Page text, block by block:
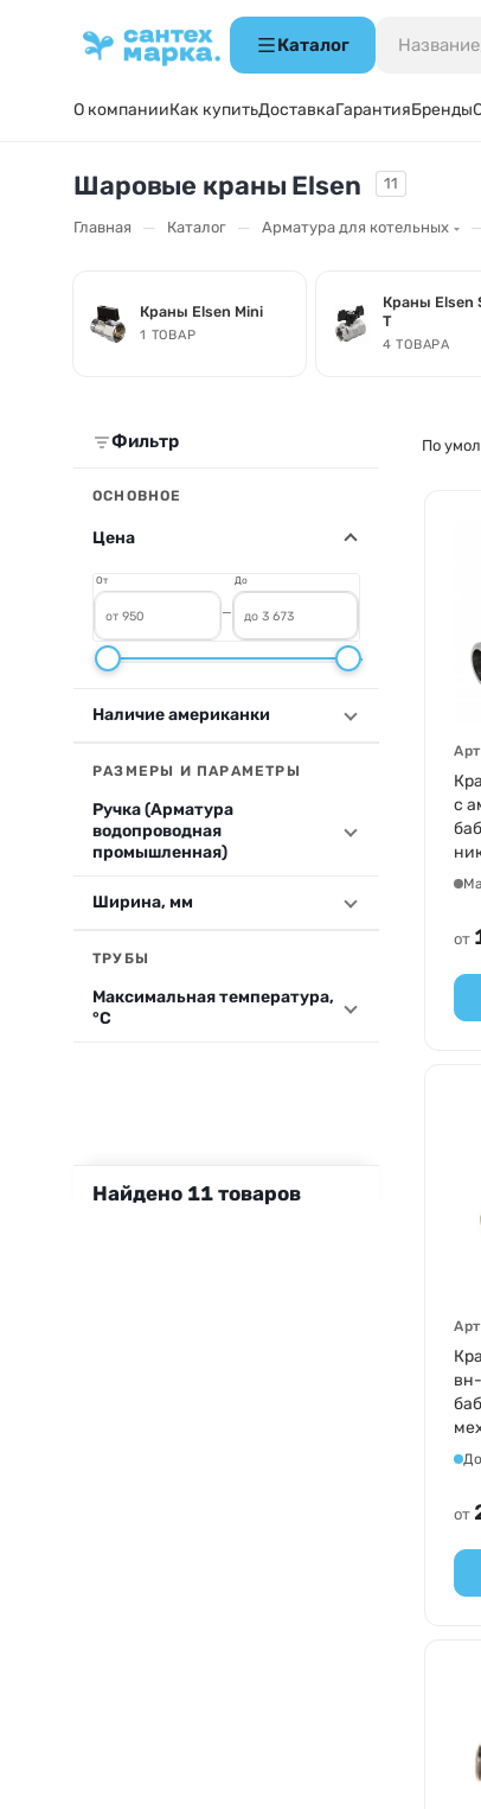
Каталог
О компанииКак купитьДоставкаГарантияБренды
Шаровые краны Elsen 11
Главная — Каталог — Арматура для котельных —
Краны Elsen Mini
1 ТОВАР
Краны Elsen
T
4 ТОВАРА
По
с
от
от
Фильтр
ОСНОВНОЕ
Цена
От
—
До
Наличие американки
РАЗМЕРЫ И ПАРАМЕТРЫ
Ручка (Арматура
водопроводная
промышленная)
Ширина, мм
ТРУБЫ
Максимальная температура,
°С
Найдено 11 товаров